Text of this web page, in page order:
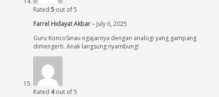
Rated 5 out of 5
Farrel Hidayat Akbar– July 6, 2025
Guru KoncoSinau ngajarnya dengan analogi yang gampang
dimengerti. Anak langsung nyambung!
Rated 4out of 5